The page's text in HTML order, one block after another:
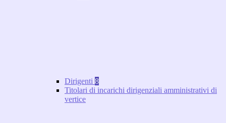
Dirigenti 8
Titolari di incarichi dirigenziali amministrativi di
vertice